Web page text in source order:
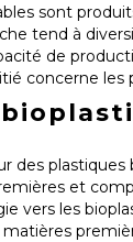
sont
tend à
de
concerne les
des
et
vers les